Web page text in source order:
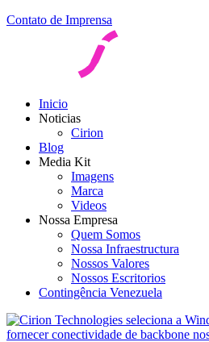
Contato de Imprensa
Inicio
Noticias
Cirion
Blog
Media Kit
Imagens
Marca
Videos
Nossa Empresa
Quem Somos
Nossa Infraestructura
Nossos Valores
Nossos Escritorios
Contingência Venezuela